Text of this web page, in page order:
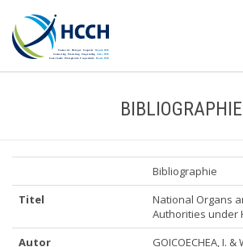
BIBLIOGRAPHIE
Bibliographie
Titel
National Organs
Authorities under
Autor
GOICOECHEA, I. &